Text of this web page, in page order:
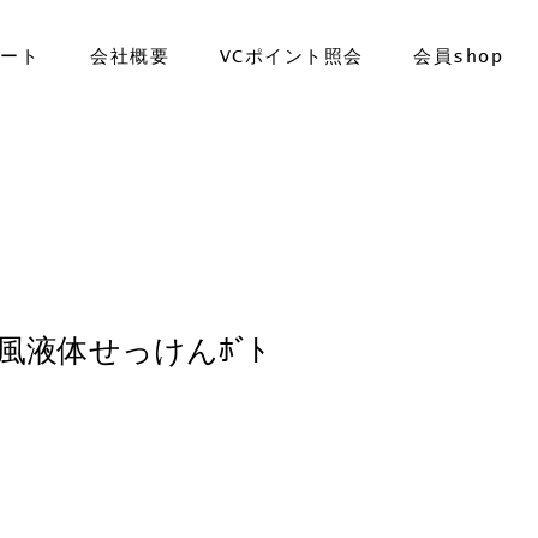
ト 会社概要 VCポイント照会 会員shop
液体せっけんﾎﾞﾄ